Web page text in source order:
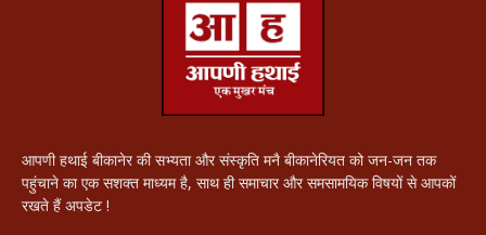
आपणी हथाई बीकानेर की सभ्यता और संस्कृति मनै बीकानेरियत को जन-जन तक
पहुंचाने का एक सशक्त माध्यम है, साथ ही समाचार और समसामयिक विषयों से आपकों
रखते हैं अपडेट !